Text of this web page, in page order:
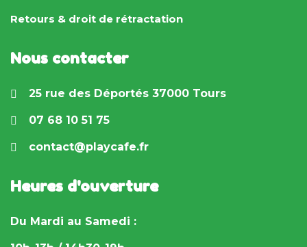
Retours & droit de rétractation
Nous contacter
25 rue des Déportés 37000 Tours
07 68 10 51 75
contact@playcafe.fr
Heures d'ouverture
Du Mardi au Samedi :